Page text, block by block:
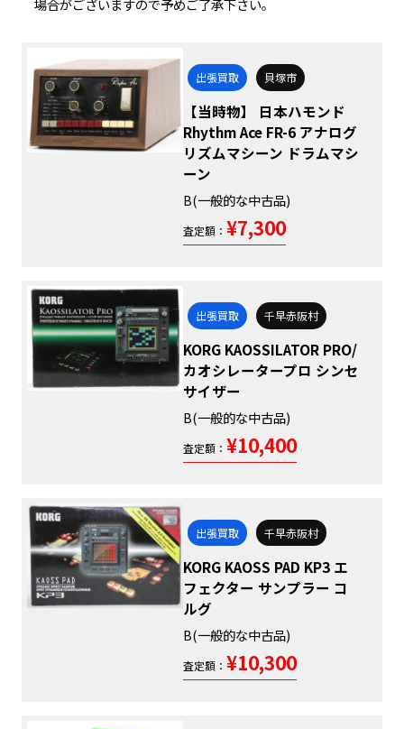
場合がございますので予めご了承下さい。
出張買取 貝塚市
【当時物】 日本ハモンド
Rhythm Ace FR-6 アナログ
リズムマシーン ドラムマシ
ーン
B(一般的な中古品)
査定額： ¥7,300
出張買取 千早赤阪村
KORG KAOSSILATOR PRO/
カオシレータープロ シンセ
サイザー
B(一般的な中古品)
査定額： ¥10,400
出張買取 千早赤阪村
KORG KAOSS PAD KP3 エ
フェクター サンプラー コ
ルグ
B(一般的な中古品)
査定額： ¥10,300